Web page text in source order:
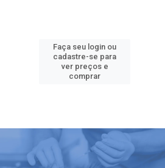
Faça seu login ou
cadastre-se para
ver preços e
comprar